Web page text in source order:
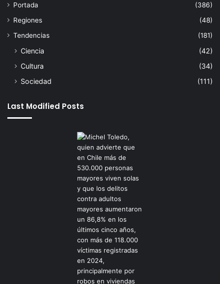
Portada
(386)
Regiones
(48)
Tendencias
(181)
Ciencia
(42)
Cultura
(34)
Sociedad
(111)
Last Modified Posts